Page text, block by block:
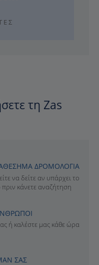
τη Zas
ΔΡΟΜΟΛΟΓΙΑ
να δείτε αν υπάρχει το
κάνετε αναζήτηση
ή καλέστε μας κάθε ώρα
ΣΑΣ